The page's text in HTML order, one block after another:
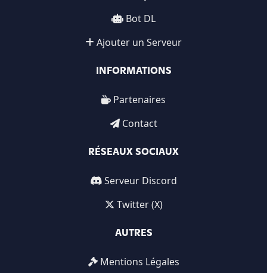
Bot DL
Ajouter un Serveur
INFORMATIONS
Partenaires
Contact
RÉSEAUX SOCIAUX
Serveur Discord
Twitter (X)
AUTRES
Mentions Légales